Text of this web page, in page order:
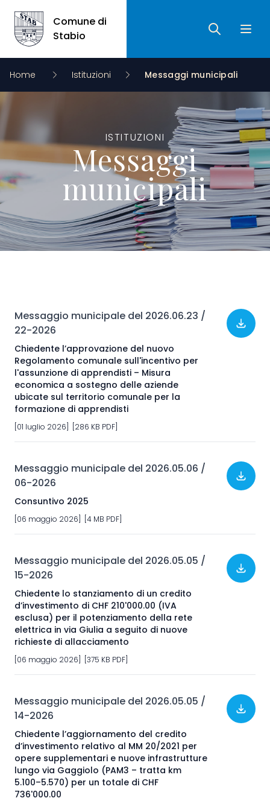
Comune di Stabio
Comune di
Stabio
RicercaApri
Home Istituzioni Messaggi municipali
ISTITUZIONI
Messaggi
municipali
Messaggio municipale del 2026.06.23 /
22-2026
Chiedente l’approvazione del nuovo
Regolamento comunale sull'incentivo per
l'assunzione di apprendisti – Misura
economica a sostegno delle aziende
ubicate sul territorio comunale per la
formazione di apprendisti
[01 luglio 2026] [286 KB PDF]
Messaggio municipale del 2026.05.06 /
06-2026
Consuntivo 2025
[06 maggio 2026] [4 MB PDF]
Messaggio municipale del 2026.05.05 /
15-2026
Chiedente lo stanziamento di un credito
d’investimento di CHF 210'000.00 (IVA
esclusa) per il potenziamento della rete
elettrica in via Giulia a seguito di nuove
richieste di allacciamento
[06 maggio 2026] [375 KB PDF]
Messaggio municipale del 2026.05.05 /
14-2026
Chiedente l’aggiornamento del credito
d’investimento relativo al MM 20/2021 per
opere supplementari e nuove infrastrutture
lungo via Gaggiolo (PAM3 – tratta km
5.100–5.570) per un totale di CHF
736'000.00